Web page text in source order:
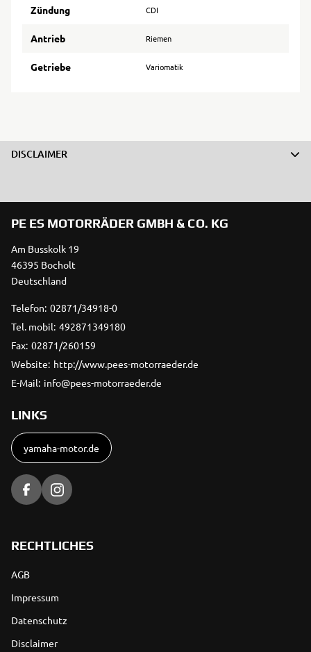
Zündung CDI
Antrieb Riemen
Getriebe Variomatik
DISCLAIMER
PE ES MOTORRÄDER GMBH & CO. KG
Am Busskolk 19
46395 Bocholt
Deutschland
Telefon: 02871/34918-0
Tel. mobil: 492871349180
Fax: 02871/260159
Website: http://www.pees-motorraeder.de
E-Mail: info@pees-motorraeder.de
LINKS
yamaha-motor.de
RECHTLICHES
AGB
Impressum
Datenschutz
Disclaimer